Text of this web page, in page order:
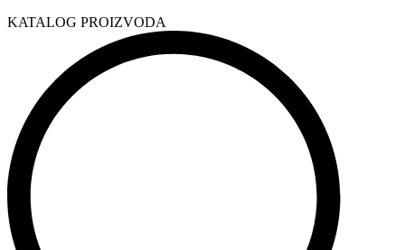
KATALOG PROIZVODA